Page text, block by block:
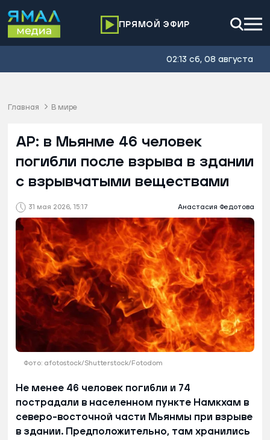
ПРЯМОЙ ЭФИР
02:13 сб, 08 августа
Главная В мире
31 мая 2026, 15:17 Анастасия Федотова
AP: в Мьянме 46 человек
погибли после взрыва в здании
с взрывчатыми веществами
Фото: afotostock/Shutterstock/Fotodom
Не менее 46 человек погибли и 74
пострадали в населенном пункте Намкхам в
северо-восточной части Мьянмы при взрыве
в здании. Предположительно, там хранились